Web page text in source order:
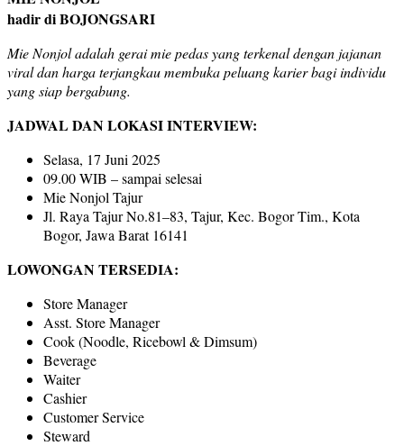
hadir di BOJONGSARI
Mie Nonjol adalah gerai mie pedas yang terkenal dengan jajanan
viral dan harga terjangkau membuka peluang karier bagi individu
yang siap bergabung.
JADWAL DAN LOKASI INTERVIEW:
Selasa, 17 Juni 2025
09.00 WIB – sampai selesai
Mie Nonjol Tajur
Jl. Raya Tajur No.81–83, Tajur, Kec. Bogor Tim., Kota
Bogor, Jawa Barat 16141
LOWONGAN TERSEDIA:
Store Manager
Asst. Store Manager
Cook (Noodle, Ricebowl & Dimsum)
Beverage
Waiter
Cashier
Customer Service
Steward